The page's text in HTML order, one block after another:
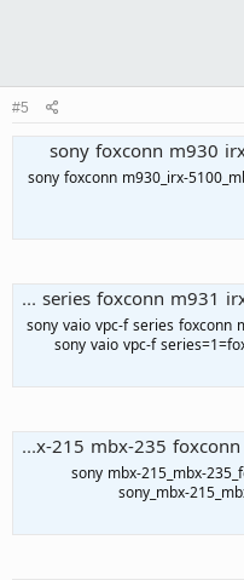
#5
sony foxconn m930
sony foxconn m930_irx-
sony vaio vpc-f series foxconn m931 irx-5300 mbx-215 revsa schematic
sony vaio vpc-f series foxconn
sony vaio vpc-f
sony mbx-215 mbx-235 foxconn m931 irx-5300 rev-sa schematic
sony mbx-215_mbx-
sony_mbx-